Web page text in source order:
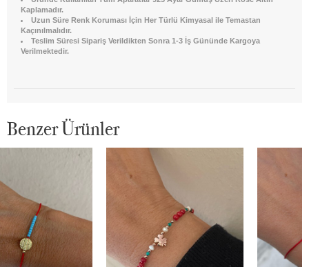
Kaplamadır.
Uzun Süre Renk Koruması İçin Her Türlü Kimyasal ile Temastan
Kaçınılmalıdır.
Teslim Süresi Sipariş Verildikten Sonra 1-3 İş Gününde Kargoya
Verilmektedir.
Benzer Ürünler